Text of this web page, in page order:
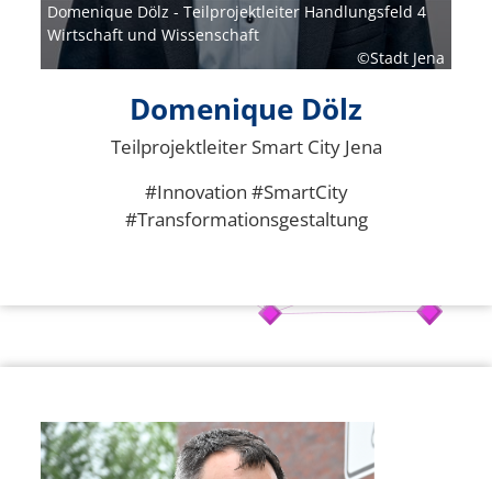
Domenique Dölz - Teilprojektleiter Handlungsfeld 4
Wirtschaft und Wissenschaft
©Stadt Jena
Domenique Dölz
Teilprojektleiter Smart City Jena
#Innovation #SmartCity
#Transformationsgestaltung
Bild